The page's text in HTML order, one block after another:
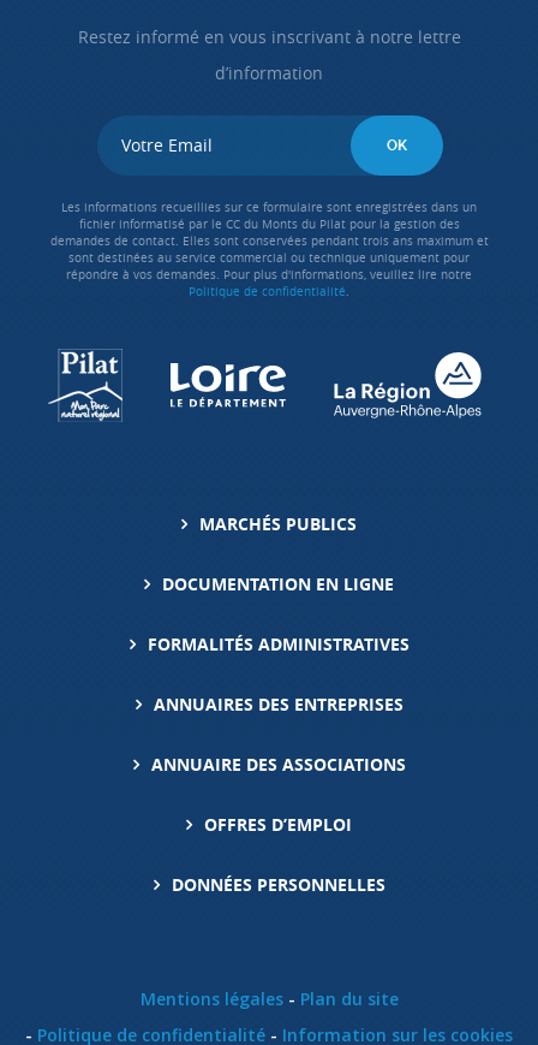
Restez informé en vous inscrivant à notre lettre
d’information
Les informations recueillies sur ce formulaire sont enregistrées dans un
fichier informatisé par le CC du Monts du Pilat pour la gestion des
demandes de contact. Elles sont conservées pendant trois ans maximum et
sont destinées au service commercial ou technique uniquement pour
répondre à vos demandes. Pour plus d'informations, veuillez lire notre
Politique de confidentialité.
MARCHÉS PUBLICS
DOCUMENTATION EN LIGNE
FORMALITÉS ADMINISTRATIVES
ANNUAIRES DES ENTREPRISES
ANNUAIRE DES ASSOCIATIONS
OFFRES D’EMPLOI
DONNÉES PERSONNELLES
Mentions légales
Plan du site
Politique de confidentialité
Information sur les cookies